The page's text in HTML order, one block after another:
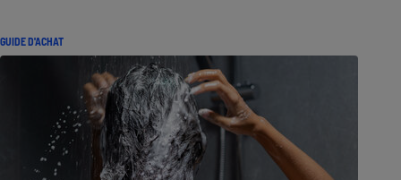
GUIDE D'ACHAT